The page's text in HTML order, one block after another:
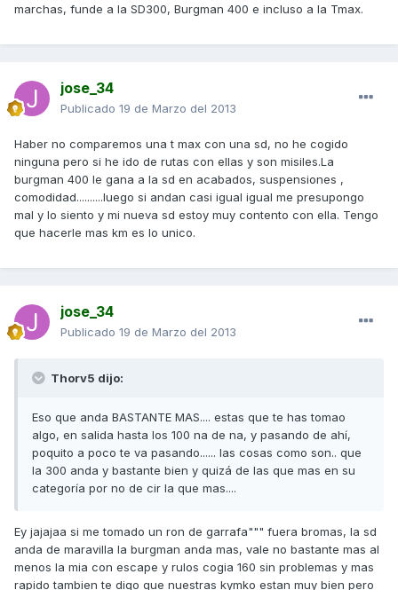
marchas, funde a la SD300, Burgman 400 e incluso a la Tmax.
jose_34
Publicado 19 de Marzo del 2013
Haber no comparemos una t max con una sd, no he cogido
ninguna pero si he ido de rutas con ellas y son misiles.La
burgman 400 le gana a la sd en acabados, suspensiones ,
comodidad..........luego si andan casi igual igual me presupongo
mal y lo siento y mi nueva sd estoy muy contento con ella. Tengo
que hacerle mas km es lo unico.
jose_34
Publicado 19 de Marzo del 2013
Thorv5 dijo:
Eso que anda BASTANTE MAS.... estas que te has tomao
algo, en salida hasta los 100 na de na, y pasando de ahí,
poquito a poco te va pasando...... las cosas como son.. que
la 300 anda y bastante bien y quizá de las que mas en su
categoría por no de cir la que mas....
Ey jajajaa si me tomado un ron de garrafa""" fuera bromas, la sd
anda de maravilla la burgman anda mas, vale no bastante mas al
menos la mia con escape y rulos cogia 160 sin problemas y mas
rapido tambien te digo que nuestras kymko estan muy bien pero